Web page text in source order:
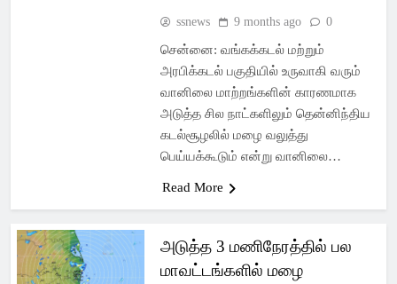
ssnews 9 months ago 0
சென்னை: வங்கக்கடல் மற்றும்
அரபிக்கடல் பகுதியில் உருவாகி வரும்
வானிலை மாற்றங்களின் காரணமாக
அடுத்த சில நாட்களிலும் தென்னிந்திய
கடல்சூழலில் மழை வலுத்து
பெய்யக்கூடும் என்று வானிலை…
Read More
அடுத்த 3 மணிநேரத்தில் பல
மாவட்டங்களில் மழை